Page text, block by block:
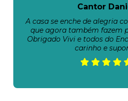
Cantor
A casa se enche de alegria
que agora também fazem
Obrigado Vivi e todos do
carinho e